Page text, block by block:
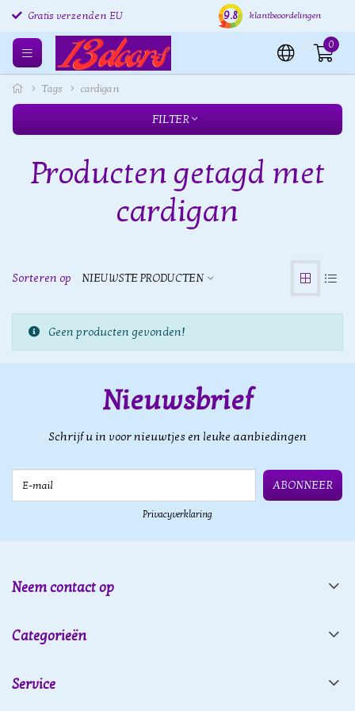
Gratis verzenden EU Gratis retourneren EU
9.8 klantbeoordelingen
0
Tags cardigan
FILTER
Producten getagd met
cardigan
Sorteren op NIEUWSTE PRODUCTEN
Geen producten gevonden!
Nieuwsbrief
Schrijf u in voor nieuwtjes en leuke aanbiedingen
ABONNEER
Privacyverklaring
Neem contact op
Categorieën
Service